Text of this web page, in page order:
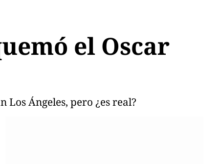
el Oscar
Ángeles, pero ¿es real?